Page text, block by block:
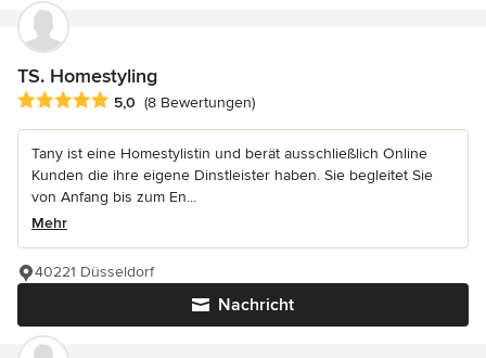
TS. Homestyling
Durchschnittliche Bewertung: 5 von 5 Sternen
5,0 (8 Bewertungen)
Tany ist eine Homestylistin und berät ausschließlich Online
Kunden die ihre eigene Dinstleister haben. Sie begleitet Sie
von Anfang bis zum En...
Mehr
Nachricht
40221 Düsseldorf